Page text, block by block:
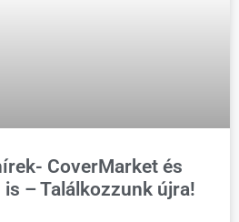
CoverMarket és
– Találkozzunk újra!